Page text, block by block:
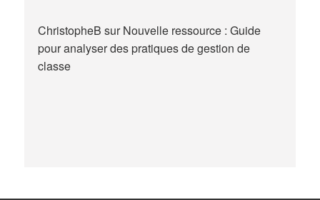
ChristopheB surNouvelle ressource : Guide
pour analyser des pratiques de gestion de
classe